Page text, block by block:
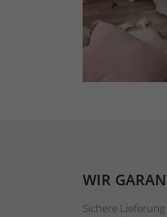
WIR
Sichere Lieferung